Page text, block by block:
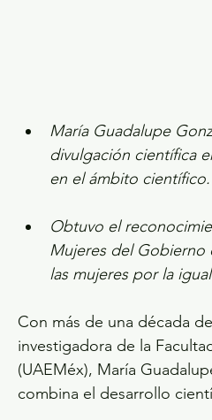
María Guadalupe
divulgación científica
en el ámbito científico.
Obtuvo el
Mujeres del
las mujeres por la
Con más de una década
investigadora de la
(UAEMéx), María
combina el desarrollo